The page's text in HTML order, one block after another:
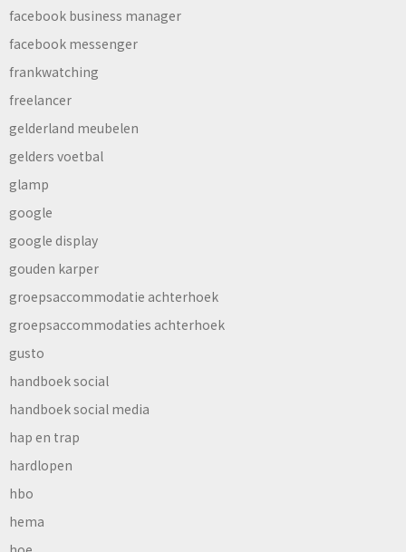
facebook business manager
facebook messenger
frankwatching
freelancer
gelderland meubelen
gelders voetbal
glamp
google
google display
gouden karper
groepsaccommodatie achterhoek
groepsaccommodaties achterhoek
gusto
handboek social
handboek social media
hap en trap
hardlopen
hbo
hema